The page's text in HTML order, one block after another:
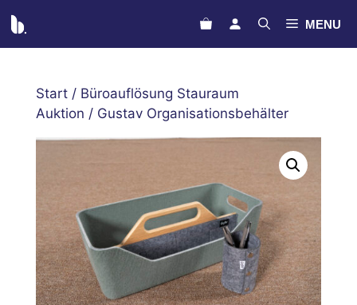
Inhalt
springen
MENU
Start / Büroauflösung Stauraum
Auktion / Gustav Organisationsbehälter